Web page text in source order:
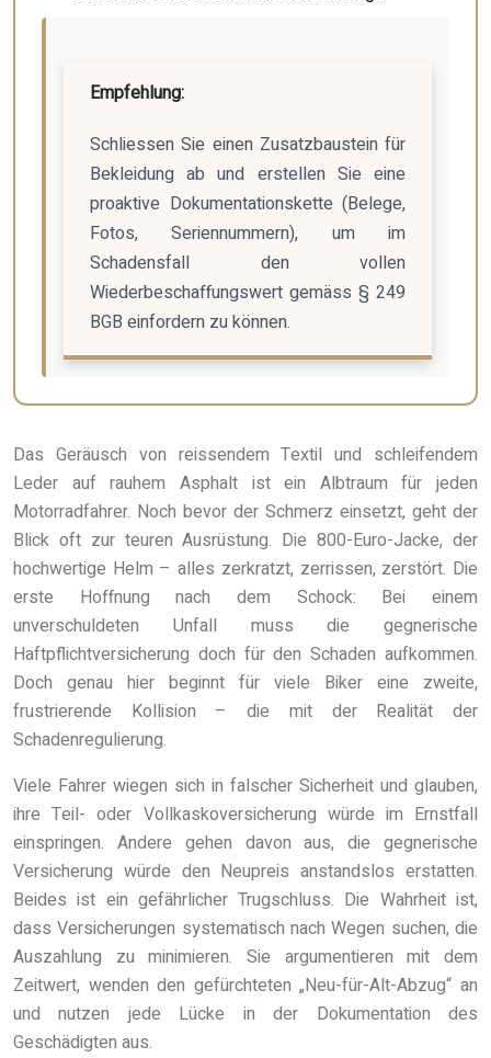
Empfehlung:
Schliessen Sie einen Zusatzbaustein für
Bekleidung ab und erstellen Sie eine
proaktive Dokumentationskette (Belege,
Fotos, Seriennummern), um im
Schadensfall den vollen
Wiederbeschaffungswert gemäss § 249
BGB einfordern zu können.
Das Geräusch von reissendem Textil und schleifendem
Leder auf rauhem Asphalt ist ein Albtraum für jeden
Motorradfahrer. Noch bevor der Schmerz einsetzt, geht der
Blick oft zur teuren Ausrüstung. Die 800-Euro-Jacke, der
hochwertige Helm – alles zerkratzt, zerrissen, zerstört. Die
erste Hoffnung nach dem Schock: Bei einem
unverschuldeten Unfall muss die gegnerische
Haftpflichtversicherung doch für den Schaden aufkommen.
Doch genau hier beginnt für viele Biker eine zweite,
frustrierende Kollision – die mit der Realität der
Schadenregulierung.
Viele Fahrer wiegen sich in falscher Sicherheit und glauben,
ihre Teil- oder Vollkaskoversicherung würde im Ernstfall
einspringen. Andere gehen davon aus, die gegnerische
Versicherung würde den Neupreis anstandslos erstatten.
Beides ist ein gefährlicher Trugschluss. Die Wahrheit ist,
dass Versicherungen systematisch nach Wegen suchen, die
Auszahlung zu minimieren. Sie argumentieren mit dem
Zeitwert, wenden den gefürchteten „Neu-für-Alt-Abzug“ an
und nutzen jede Lücke in der Dokumentation des
Geschädigten aus.